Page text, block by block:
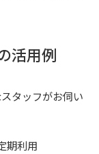
活用例
タッフがお伺い
期利用